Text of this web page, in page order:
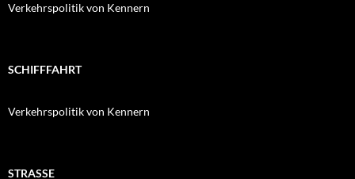
Verkehrspolitik von Kennern
SCHIFFFAHRT
Verkehrspolitik von Kennern
STRASSE